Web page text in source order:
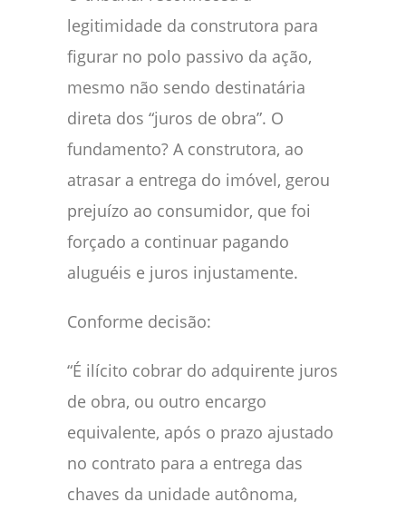
legitimidade da construtora para
figurar no polo passivo da ação,
mesmo não sendo destinatária
direta dos “juros de obra”. O
fundamento? A construtora, ao
atrasar a entrega do imóvel, gerou
prejuízo ao consumidor, que foi
forçado a continuar pagando
aluguéis e juros injustamente.
Conforme decisão:
“É ilícito cobrar do adquirente juros
de obra, ou outro encargo
equivalente, após o prazo ajustado
no contrato para a entrega das
chaves da unidade autônoma,